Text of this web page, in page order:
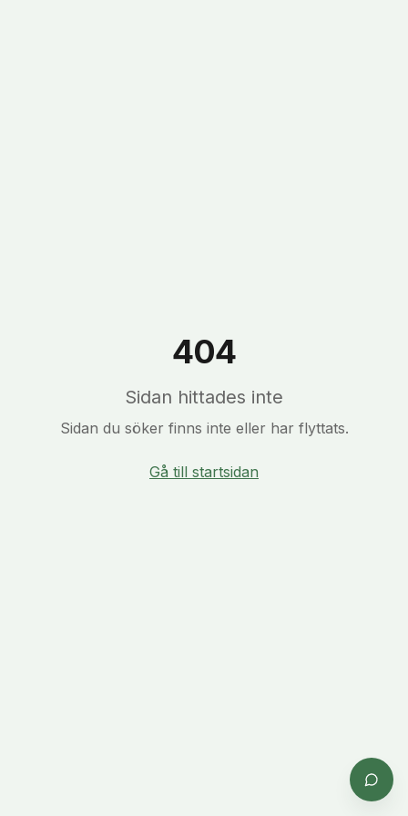
404
Sidan hittades inte
Sidan du söker finns inte eller har flyttats.
Gå till startsidan